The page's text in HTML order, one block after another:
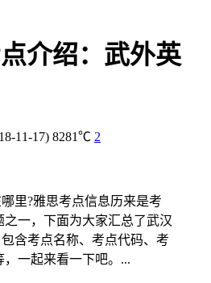
介绍：武外英
11-17) 8281℃ 2
里?雅思考点信息历来是考
之一，下面为大家汇总了武汉
含考点名称、考点代码、考
一起来看一下吧。...